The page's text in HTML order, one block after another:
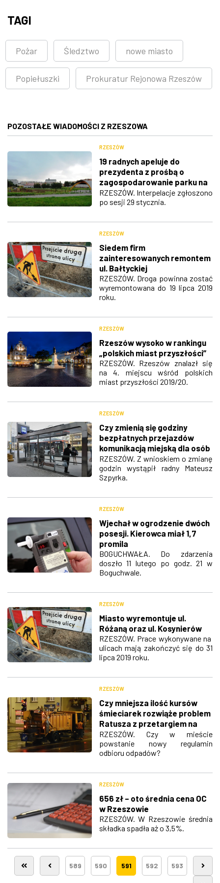
TAGI
Pożar Śledztwo nowe miasto
Popiełuszki Prokuratur Rejonowa Rzeszów
POZOSTAŁE WIADOMOŚCI Z RZESZOWA
RZESZÓW
19 radnych apeluje do
prezydenta z prośbą o
zagospodarowanie parku na
os. Krakowska Południe
RZESZÓW. Interpelacje zgłoszono
po sesji 29 stycznia.
RZESZÓW
Siedem firm
zainteresowanych remontem
ul. Bałtyckiej
RZESZÓW. Droga powinna zostać
wyremontowana do 19 lipca 2019
roku.
RZESZÓW
Rzeszów wysoko w rankingu
„polskich miast przyszłości”
RZESZÓW. Rzeszów znalazł się
na 4. miejscu wśród polskich
miast przyszłości 2019/20.
RZESZÓW
Czy zmienią się godziny
bezpłatnych przejazdów
komunikacją miejską dla osób
bezrobotnych?
RZESZÓW. Z wnioskiem o zmianę
godzin wystąpił radny Mateusz
Szpyrka.
RZESZÓW
Wjechał w ogrodzenie dwóch
posesji. Kierowca miał 1,7
promila
BOGUCHWAŁA. Do zdarzenia
doszło 11 lutego po godz. 21 w
Boguchwale.
RZESZÓW
Miasto wyremontuje ul.
Różaną oraz ul. Kosynierów
RZESZÓW. Prace wykonywane na
ulicach mają zakończyć się do 31
lipca 2019 roku.
RZESZÓW
Czy mniejsza ilość kursów
śmieciarek rozwiąże problem
Ratusza z przetargiem na
odbiór śmieci?
RZESZÓW. Czy w mieście
powstanie nowy regulamin
odbioru odpadów?
RZESZÓW
656 zł – oto średnia cena OC
w Rzeszowie
RZESZÓW. W Rzeszowie średnia
składka spadła aż o 3,5%.
589 590 591 592 593